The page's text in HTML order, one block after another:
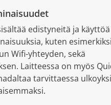
edistyneitä ja käyttöä
kuten esimerkiksi
Wifi-yhteyden, sekä
Laitteessa on myös
tarvittaessa